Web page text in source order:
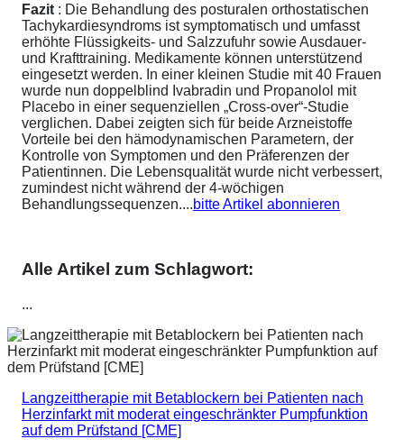
Fazit : Die Behandlung des posturalen orthostatischen
Tachykardiesyndroms ist symptomatisch und umfasst
erhöhte Flüssigkeits- und Salzzufuhr sowie Ausdauer-
und Krafttraining. Medikamente können unterstützend
eingesetzt werden. In einer kleinen Studie mit 40 Frauen
wurde nun doppelblind Ivabradin und Propanolol mit
Placebo in einer sequenziellen „Cross-over“-Studie
verglichen. Dabei zeigten sich für beide Arzneistoffe
Vorteile bei den hämodynamischen Parametern, der
Kontrolle von Symptomen und den Präferenzen der
Patientinnen. Die Lebensqualität wurde nicht verbessert,
zumindest nicht während der 4-wöchigen
Behandlungssequenzen....bitte Artikel abonnieren
Alle Artikel zum Schlagwort:
...
Langzeittherapie mit Betablockern bei Patienten nach
Herzinfarkt mit moderat eingeschränkter Pumpfunktion
auf dem Prüfstand [CME]